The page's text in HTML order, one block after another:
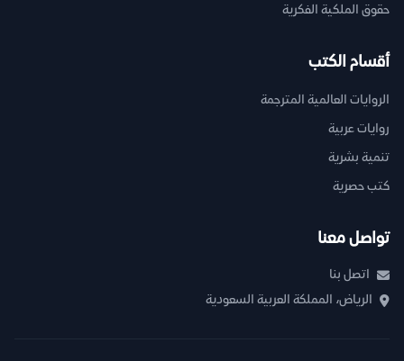
حقوق الملكية الفكرية
أقسام الكتب
الروايات العالمية المترجمة
روايات عربية
تنمية بشرية
كتب حصرية
تواصل معنا
اتصل بنا
الرياض، المملكة العربية السعودية